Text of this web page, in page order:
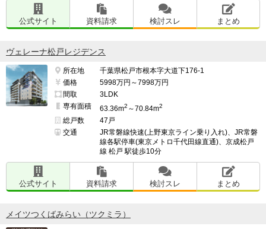
公式サイト 資料請求 検討スレ まとめ
ヴェレーナ松戸レジデンス
所在地
千葉県松戸市根本字大道下176-1
価格
5998万円～7998万円
間取
3LDK
専有面積
63.36m2 ～70.84m2
総戸数
47戸
交通
JR常磐線快速(上野東京ライン乗り入れ)、JR常磐
線各駅停車(東京メトロ千代田線直通)、京成松戸
線 松戸 駅徒歩10分
公式サイト 資料請求 検討スレ まとめ
メイツつくばみらい（ツクミラ）